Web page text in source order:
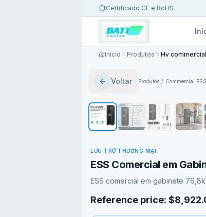
Certificado CE e RoHS
Início Produtos
Voltar Produtos / Commercial ESS
LƯU TRỮ THƯƠNG MẠI
ESS Comercial em
ESS comercial em gabinete
Reference price: